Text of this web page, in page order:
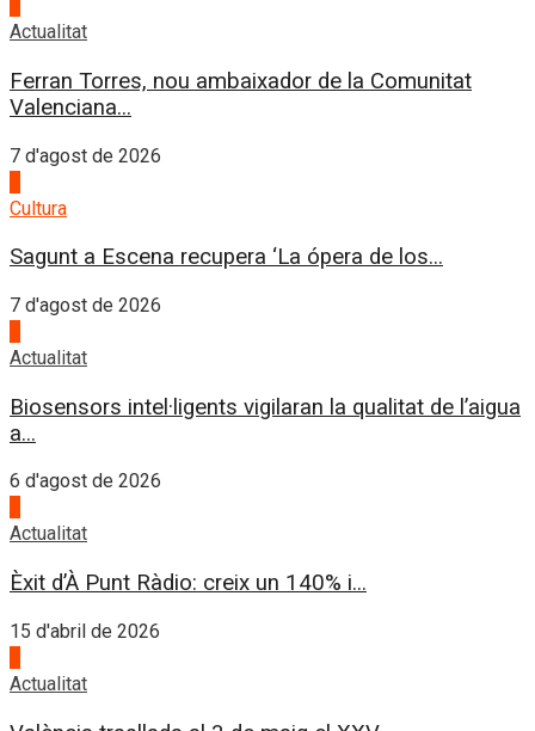
Actualitat
Ferran Torres, nou ambaixador de la Comunitat
Valenciana...
7 d'agost de 2026
Cultura
Sagunt a Escena recupera ‘La ópera de los...
7 d'agost de 2026
Actualitat
Biosensors intel·ligents vigilaran la qualitat de l’aigua
a...
6 d'agost de 2026
Actualitat
Èxit d’À Punt Ràdio: creix un 140% i...
15 d'abril de 2026
Actualitat